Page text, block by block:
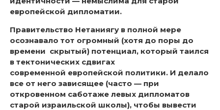
европейской дипломатии.
Правительство Нетаниягу в полной мере
осознавало тот огромный (хотя до поры до
времени скрытый) потенциал, который таился
в тектонических сдвигах
современной европейской политики. И делало
все от него зависящее (часто — при
откровенном саботаже левых дипломатов
старой израильской школы), чтобы вывести